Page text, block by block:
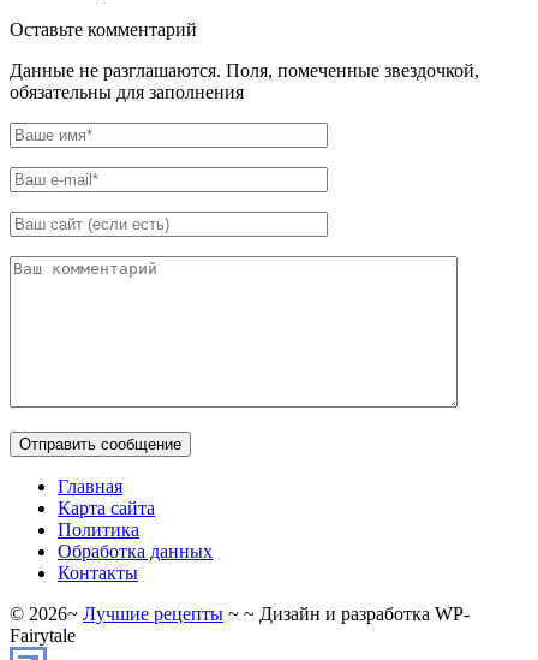
Оставьте комментарий
Данные не разглашаются. Поля, помеченные звездочкой,
обязательны для заполнения
Главная
Карта сайта
Политика
Обработка данных
Контакты
© 2026~ Лучшие рецепты ~ ~ Дизайн и разработка WP-
Fairytale